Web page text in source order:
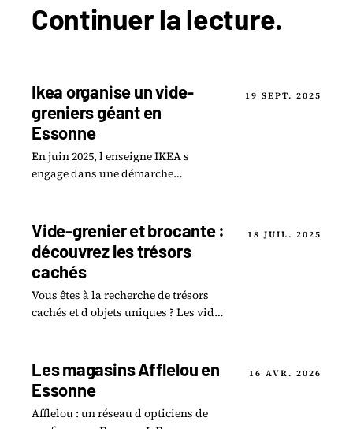
Continuer lalecture.
Ikea organise un vide-
greniers géant en
Essonne
En juin 2025, l enseigne IKEA s
engage dans une démarche
magasins, notamment.
19 SEPT. 2025
Vide-grenier et brocante :
découvrez les trésors
cachés
Vous êtes à la recherche de trésors
cachés et d objets uniques ? Les vide-
18 JUIL. 2025
Les magasins Afflelou en
Essonne
Afflelou : un réseau d opticiens de
16 AVR. 2026